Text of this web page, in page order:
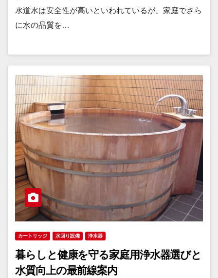
水道水は安全性が高いといわれているが、家庭でさら
に水の品質を…
カートリッジ 水回り設備 浄水器
暮らしと健康を守る家庭用浄水器選びと
水質向上の最前線案内